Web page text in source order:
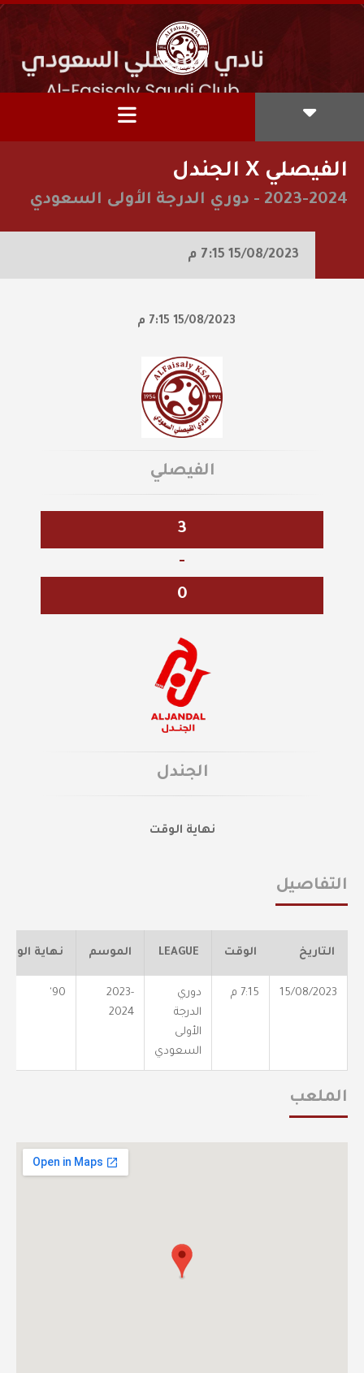
الفيصلي X الجندل
2023-2024
- دوري الدرجة الأولى السعودي
15/08/2023
15/08/2023
الفيصلي
3
-
0
الجندل
نهاية الوقت
التفاصيل
التاريخ الوقت LEAGUE الموسم نهاية
15/08/2023 7:15 م
دوري
الدرجة
الأولى
السعودي
2023-
2024
90'
الملعب